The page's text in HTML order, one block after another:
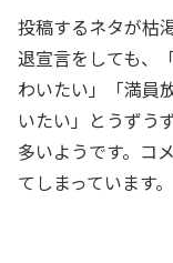
投稿するネタが枯
退宣言をしても、
わいたい」「満員
いたい」とうずう
多いようです。コ
てしまっています。